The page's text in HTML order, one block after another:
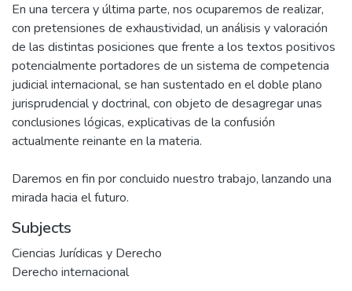
En una tercera y última parte, nos ocuparemos de realizar,
con pretensiones de exhaustividad, un análisis y valoración
de las distintas posiciones que frente a los textos positivos
potencialmente portadores de un sistema de competencia
judicial internacional, se han sustentado en el doble plano
jurisprudencial y doctrinal, con objeto de desagregar unas
conclusiones lógicas, explicativas de la confusión
actualmente reinante en la materia.
Daremos en fin por concluido nuestro trabajo, lanzando una
mirada hacia el futuro.
Subjects
Ciencias Jurídicas y Derecho
Derecho internacional